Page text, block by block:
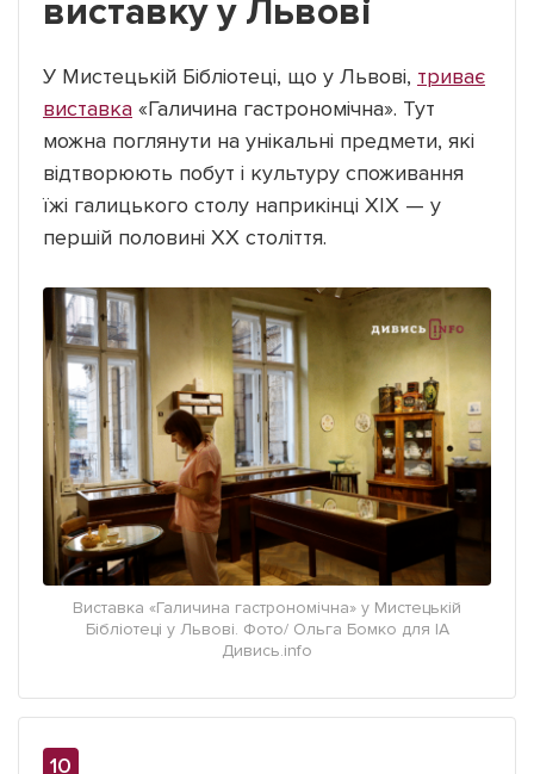
виставку у Львові
У Мистецькій Бібліотеці, що у Львові, триває
виставка «Галичина гастрономічна». Тут
можна поглянути на унікальні предмети, які
відтворюють побут і культуру споживання
їжі галицького столу наприкінці ХІХ — у
першій половині ХХ століття.
Виставка «Галичина гастрономічна» у Мистецькій
Бібліотеці у Львові. Фото/ Ольга Бомко для ІА
Дивись.info